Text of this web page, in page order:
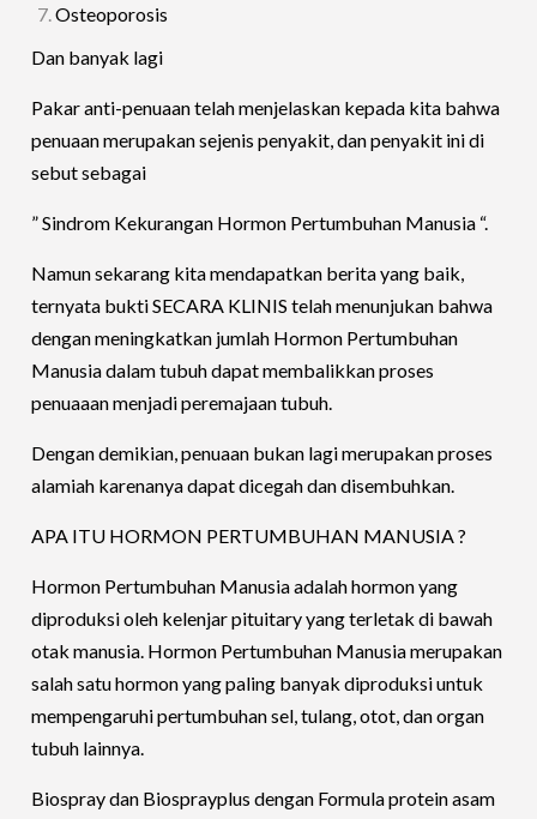
Osteoporosis
Dan banyak lagi
Pakar anti-penuaan telah menjelaskan kepada kita bahwa
penuaan merupakan sejenis penyakit, dan penyakit ini di
sebut sebagai
” Sindrom Kekurangan Hormon Pertumbuhan Manusia “.
Namun sekarang kita mendapatkan berita yang baik,
ternyata bukti SECARA KLINIS telah menunjukan bahwa
dengan meningkatkan jumlah Hormon Pertumbuhan
Manusia dalam tubuh dapat membalikkan proses
penuaaan menjadi peremajaan tubuh.
Dengan demikian, penuaan bukan lagi merupakan proses
alamiah karenanya dapat dicegah dan disembuhkan.
APA ITU HORMON PERTUMBUHAN MANUSIA ?
Hormon Pertumbuhan Manusia adalah hormon yang
diproduksi oleh kelenjar pituitary yang terletak di bawah
otak manusia. Hormon Pertumbuhan Manusia merupakan
salah satu hormon yang paling banyak diproduksi untuk
mempengaruhi pertumbuhan sel, tulang, otot, dan organ
tubuh lainnya.
Biospray dan Biosprayplus dengan Formula protein asam